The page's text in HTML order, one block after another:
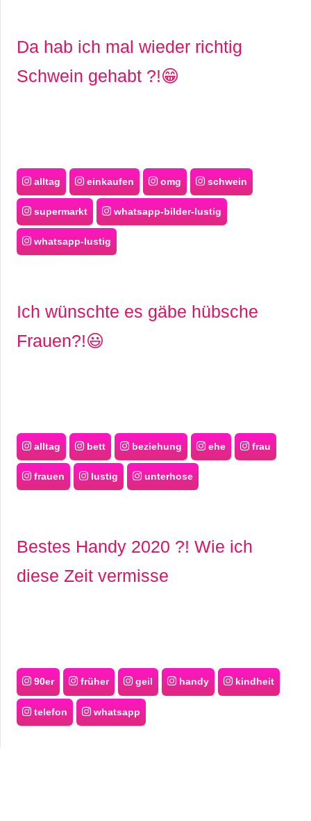
Da hab ich mal wieder richtig
Schwein gehabt ?!😁
alltag einkaufen omg schwein
supermarkt whatsapp-bilder-lustig
whatsapp-lustig
Ich wünschte es gäbe hübsche
Frauen?!😃
alltag bett beziehung ehe frau
frauen lustig unterhose
Bestes Handy 2020 ?! Wie ich
diese Zeit vermisse
90er früher geil handy kindheit
telefon whatsapp